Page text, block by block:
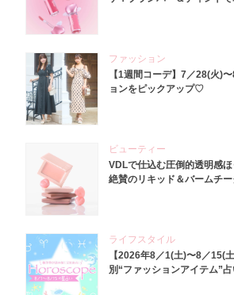
ファッション
【1週間コーデ】7／28(火)
ョンをピックアップ♡
ビューティー
VDLで仕込む圧倒的透明感
絶賛のリキッド＆バームチー
ライフスタイル
【2026年8／1(土)〜8／15(
別“ファッションアイテム”